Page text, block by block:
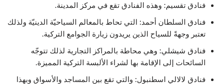
فنادق تقسيم: وهذه الفنادق تقع في مركز المدينة.
فنادق السلطان أحمد: التي تحاط بالمعالم السياحيّة الدينيّة ولذلك
تعتبر وجهةً للسياح الذين يريدون زيارة الجوامع التركية.
فنادق شيشلي: وهي محاطة بالمراكز التجارية لذلك تتوجّه
السائحات إلى الإقامة بها لشراء الألبسة التركية المميزة.
فنادق لالالي اسطنبول: والتي تقع بين المساجد والأسواق وبهذا